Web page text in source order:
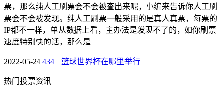
票，那么纯人工刷票会不会被查出来呢，小编来告诉你人工刷
票会不会被发现。纯人工刷票一般采用的是真人真票，每票的
IP都不一样，单从数据上看，主办法是发现不了的，如你刷票
速度特别快的话，那么是...
2022-05-24 434 篮球世界杯在哪里举行
热门投票资讯